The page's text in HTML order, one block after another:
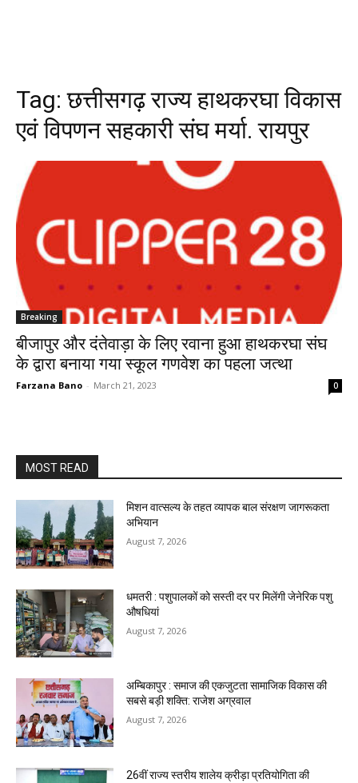
Tag:छत्तीसगढ़ राज्य हाथकरघा विकास
एवं विपणन सहकारी संघ मर्या. रायपुर
Breaking
बीजापुर और दंतेवाड़ा के लिए रवाना हुआ हाथकरघा संघ
के द्वारा बनाया गया स्कूल गणवेश का पहला जत्था
Farzana Bano - March 21, 2023 0
MOST READ
मिशन वात्सल्य के तहत व्यापक बाल संरक्षण जागरूकता
अभियान
August 7, 2026
धमतरी : पशुपालकों को सस्ती दर पर मिलेंगी जेनेरिक पशु
औषधियां
August 7, 2026
अम्बिकापुर : समाज की एकजुटता सामाजिक विकास की
सबसे बड़ी शक्ति: राजेश अग्रवाल
August 7, 2026
26वीं राज्य स्तरीय शालेय क्रीड़ा प्रतियोगिता की